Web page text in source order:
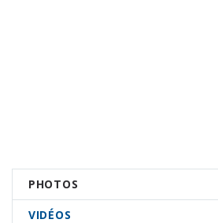
PHOTOS
VIDÉOS